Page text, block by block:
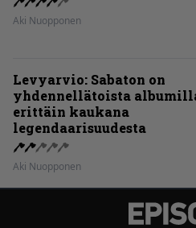
Aki Nuopponen
Levyarvio: Sabaton on
yhdennellätoista
erittäin kaukana
legendaarisuudesta
Aki Nuopponen